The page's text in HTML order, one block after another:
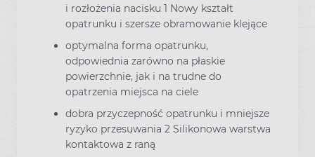
i rozłożenia nacisku 1 Nowy kształt
opatrunku i szersze obramowanie klejące
optymalna forma opatrunku,
odpowiednia zarówno na płaskie
powierzchnie, jak i na trudne do
opatrzenia miejsca na ciele
dobra przyczepność opatrunku i mniejsze
ryzyko przesuwania 2 Silikonowa warstwa
kontaktowa z raną